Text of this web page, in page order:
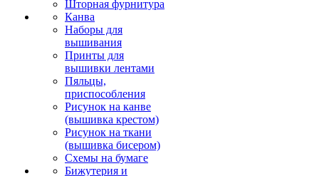
Шторная фурнитура
Канва
Наборы для
вышивания
Принты для
вышивки лентами
Пяльцы,
приспособления
Рисунок на канве
(вышивка крестом)
Рисунок на ткани
(вышивка бисером)
Схемы на бумаге
Бижутерия и